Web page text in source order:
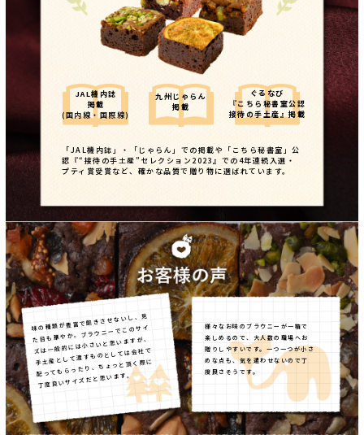
JAL機内誌
掲載
(国内線・国際線)
九州じゃらん
掲載
ぐるなび
『こちら秘書室公認
接待の手土産』掲載
「JAL機内誌」・「じゃらん」での掲載や「こちら秘書室」公
認『“接待の手土産”セレクション2023』での4年連続入選・
プティ賞受賞など、確かな品質で贈り物に選ばれています。
味の種類が豊富で飽きさせないし、見
た目も華やか。ブラウニーでこのサイ
ズは一般的には小さいと思いますが、
手土産として渡すものとしては会社で
配ってもらったり、ちょっと頂く際に
丁度良いサイズだと思います。
様々なお味のブラウニーが一箱で
楽しめるので、大人数の職場へお
贈りしやすいです。一つ一つが小さ
めな点も、気を遣わせないので丁
度良さそうです。